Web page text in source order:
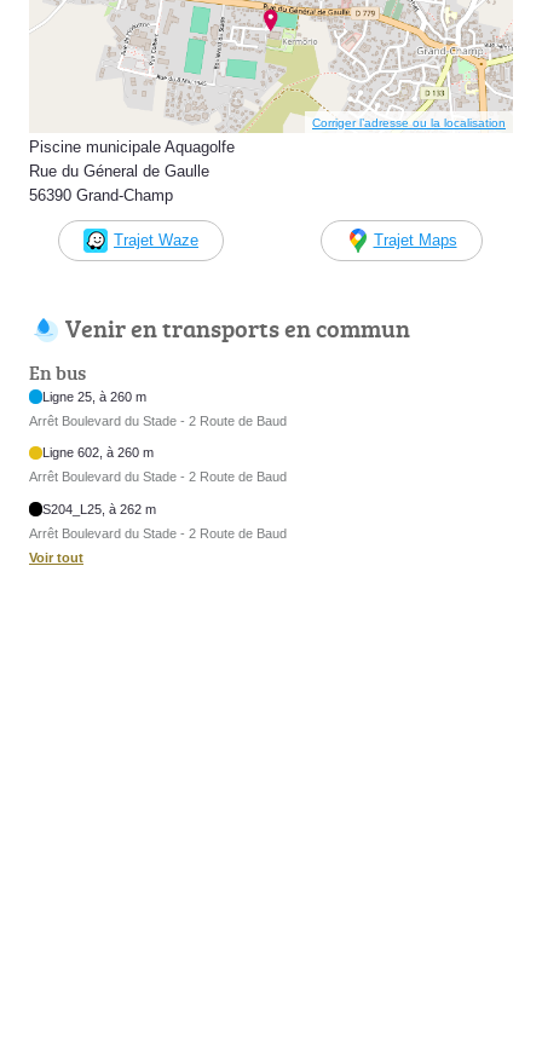
Corriger l’adresse ou la localisation
Piscine municipale Aquagolfe
Rue du Géneral de Gaulle
56390 Grand-Champ
Trajet Waze Trajet Maps
Venir en transports en commun
En bus
Ligne 25, à 260 m
Arrêt Boulevard du Stade - 2 Route de Baud
Ligne 602, à 260 m
Arrêt Boulevard du Stade - 2 Route de Baud
S204_L25, à 262 m
Arrêt Boulevard du Stade - 2 Route de Baud
Voir tout